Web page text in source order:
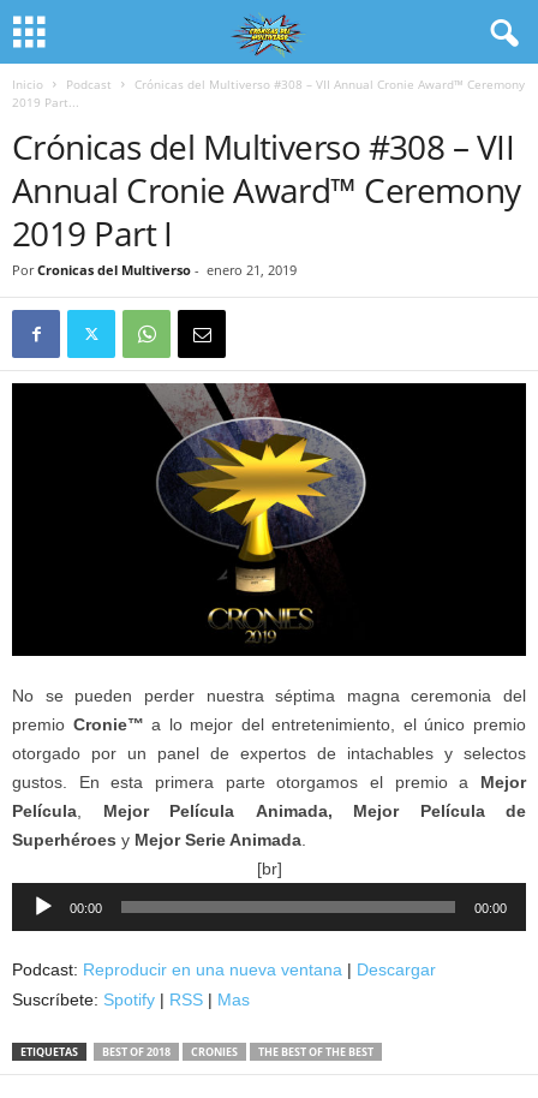
Inicio Podcast
Crónicas del Multiverso #308 – VII Annual Cronie Award™ Ceremony
2019 Part...
Crónicas del Multiverso #308 – VII
Annual Cronie Award™ Ceremony
2019 Part I
Por Cronicas del Multiverso - enero 21, 2019
No se pueden perder nuestra séptima magna ceremonia del
premio Cronie™ a lo mejor del entretenimiento, el único premio
otorgado por un panel de expertos de intachables y selectos
gustos. En esta primera parte otorgamos el premio a Mejor
Película
Mejor Película Animada,
Mejor Película de
Superhéroes y Mejor Serie Animada
[br]
Reproductor
00:00 00:00
Podcast: Reproducir en una nueva ventana | Descargar
Suscríbete: Spotify | RSS | Mas
ETIQUETAS BEST OF 2018 CRONIES THE BEST OF THE BEST